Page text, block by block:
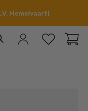
Hemelvaart)